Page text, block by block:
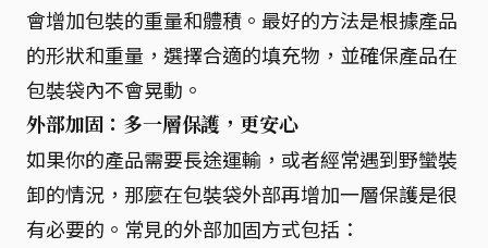
會增加包裝的重量和體積。最好的方法是根據產品
的形狀和重量，選擇合適的填充物，並確保產品在
包裝袋內不會晃動。
外部加固：多一層保護，更安心
如果你的產品需要長途運輸，或者經常遇到野蠻裝
卸的情況，那麼在包裝袋外部再增加一層保護是很
有必要的。常見的外部加固方式包括：